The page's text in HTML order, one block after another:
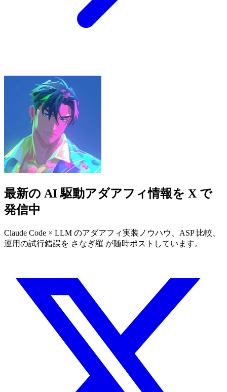
最新の AI 駆動アダアフィ情報を X で
発信中
Claude Code × LLM のアダアフィ実装ノウハウ、ASP 比較、
運用の試行錯誤を さなぎ羅 が随時ポストしています。